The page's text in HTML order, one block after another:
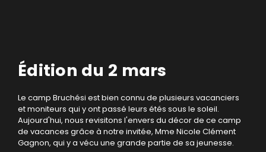
Édition du 2 mars
Le camp Bruchési est bien connu de plusieurs vacanciers
et moniteurs qui y ont passé leurs étés sous le soleil.
Aujourd'hui, nous revisitons l'envers du décor de ce camp
de vacances grâce à notre invitée, Mme Nicole Clément
Gagnon, qui y a vécu une grande partie de sa jeunesse.